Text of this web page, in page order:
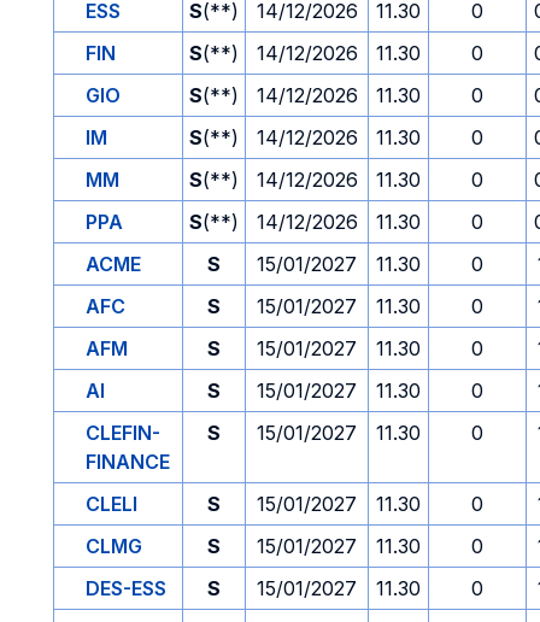
ESS
S(**) 14/12/2026 11.30 0
FIN
S(**) 14/12/2026 11.30 0
GIO
S(**) 14/12/2026 11.30 0
IM
S(**) 14/12/2026 11.30 0
MM
S(**) 14/12/2026 11.30 0
PPA
S(**) 14/12/2026 11.30 0
ACME
S 15/01/2027 11.30 0
AFC
S 15/01/2027 11.30 0
AFM
S 15/01/2027 11.30 0
AI
S 15/01/2027 11.30 0
CLEFIN-
FINANCE
S 15/01/2027 11.30 0
CLELI S 15/01/2027 11.30 0
CLMG
S 15/01/2027 11.30 0
DES-ESS
S 15/01/2027 11.30 0